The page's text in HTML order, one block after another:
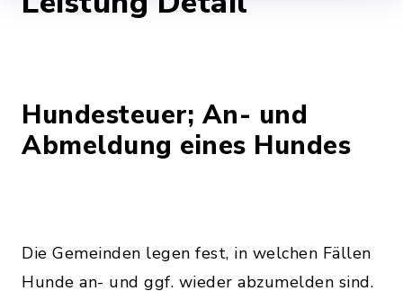
Hundesteuer; An- und
Abmeldung eines Hundes
Die Gemeinden legen fest, in welchen Fällen
Hunde an- und ggf. wieder abzumelden sind.